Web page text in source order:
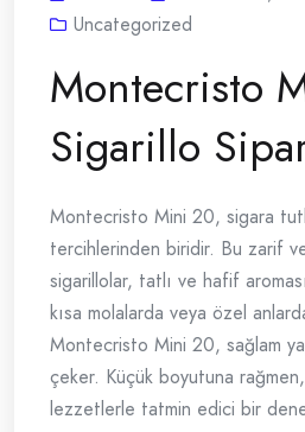
Uncategorized
Montecristo
Sigarillo
Montecristo Mini 20, sigara
tercihlerinden biridir. Bu zarif
sigarillolar, tatlı ve hafif
kısa molalarda veya özel
Montecristo Mini 20, sağlam
çeker. Küçük boyutuna
lezzetlerle tatmin edici bir